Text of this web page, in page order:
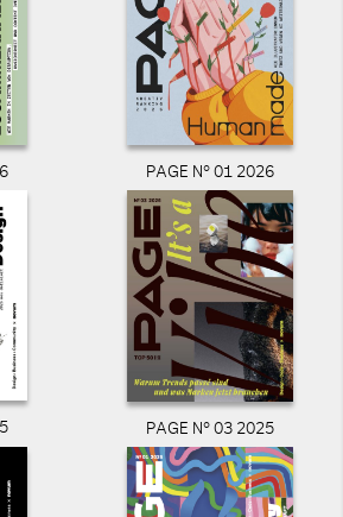
PAGE N° 01 2026
PAGE N° 03 2025